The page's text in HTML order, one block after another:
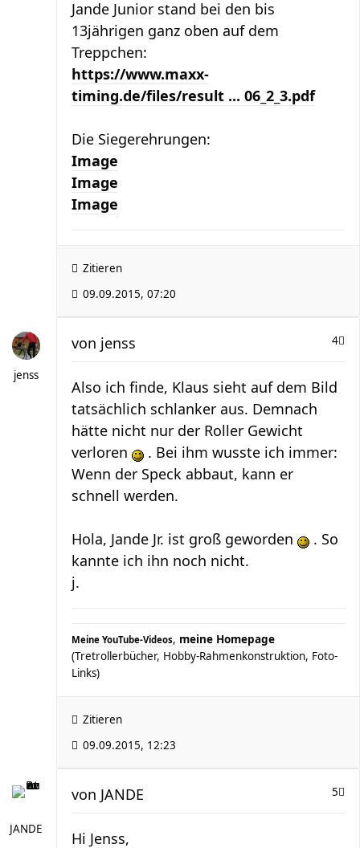
Jande Junior stand bei den bis
13jährigen ganz oben auf dem
Treppchen:
https://www.maxx-
timing.de/files/result ... 06_2_3.pdf
Die Siegerehrungen:
Image
Image
Image
Zitieren
09.09.2015, 07:20
jenss
4
von jenss
Also ich finde, Klaus sieht auf dem Bild
tatsächlich schlanker aus. Demnach
hätte nicht nur der Roller Gewicht
verloren
. Bei ihm wusste ich immer:
Wenn der Speck abbaut, kann er
schnell werden.
Hola, Jande Jr. ist groß geworden
. So
kannte ich ihn noch nicht.
j.
Meine YouTube-Videos, meine Homepage
(Tretrollerbücher, Hobby-Rahmenkonstruktion, Foto-
Links)
Zitieren
09.09.2015, 12:23
JANDE
5
von JANDE
Hi Jenss,